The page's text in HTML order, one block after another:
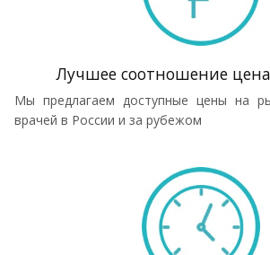
Лучшее соотношение
Мы предлагаем доступные цены на
врачей в России и за рубежом